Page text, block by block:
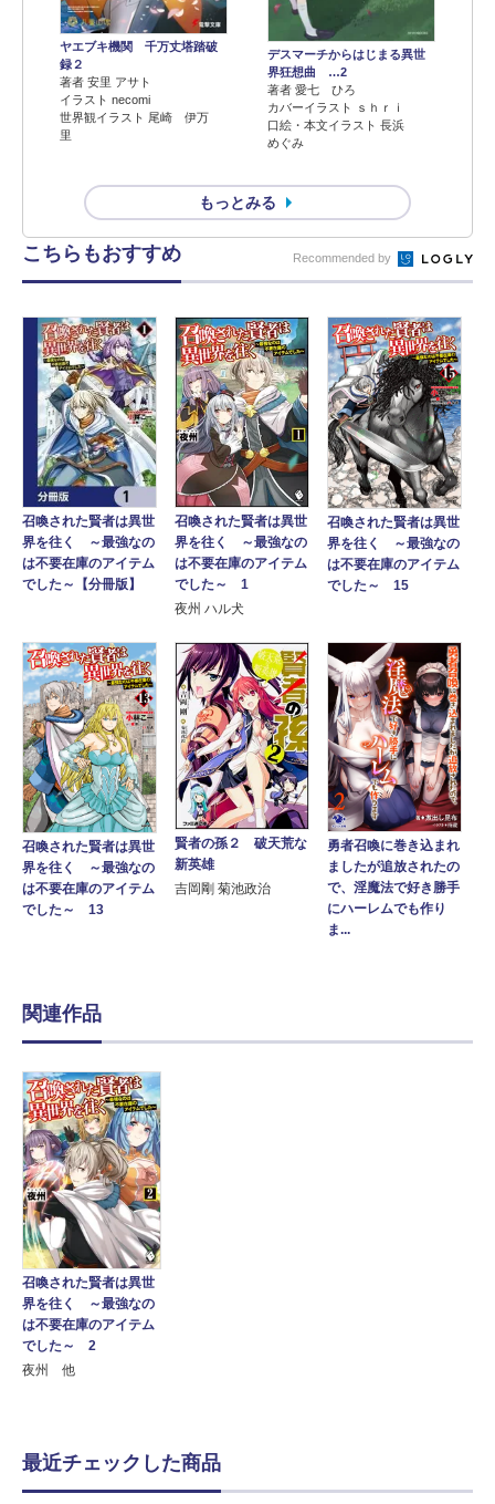
ヤエブキ機関 千万丈塔踏破
録２
著者 安里 アサト
イラスト necomi
世界観イラスト 尾崎 伊万
里
デスマーチからはじまる異世
界狂想曲 …2
著者 愛七 ひろ
カバーイラスト ｓｈｒｉ
口絵・本文イラスト 長浜
めぐみ
もっとみる
こちらもおすすめ Recommended by
召喚された賢者は異世
界を往く ～最強なの
は不要在庫のアイテム
でした～【分冊版】
召喚された賢者は異世
界を往く ～最強なの
は不要在庫のアイテム
でした～ 1
夜州 ハル犬
召喚された賢者は異世
界を往く ～最強なの
は不要在庫のアイテム
でした～ 15
召喚された賢者は異世
界を往く ～最強なの
は不要在庫のアイテム
でした～ 13
賢者の孫２ 破天荒な
新英雄
吉岡剛 菊池政治
勇者召喚に巻き込まれ
ましたが追放されたの
で、淫魔法で好き勝手
にハーレムでも作り
ま...
関連作品
召喚された賢者は異世
界を往く ～最強なの
は不要在庫のアイテム
でした～ 2
夜州 他
最近チェックした商品